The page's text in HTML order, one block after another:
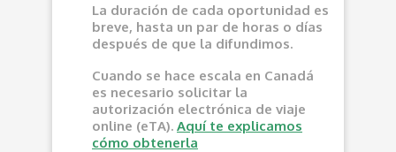
La duración de cada oportunidad es
breve, hasta un par de horas o días
después de que la difundimos.
Cuando se hace escala en Canadá
es necesario solicitar la
autorización electrónica de viaje
online (eTA). Aquí te explicamos
cómo obtenerla